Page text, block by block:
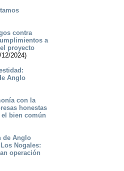
contra
a
proyecto
2024)
Anglo
con la
honestas
bien común
de Anglo
Nogales:
operación